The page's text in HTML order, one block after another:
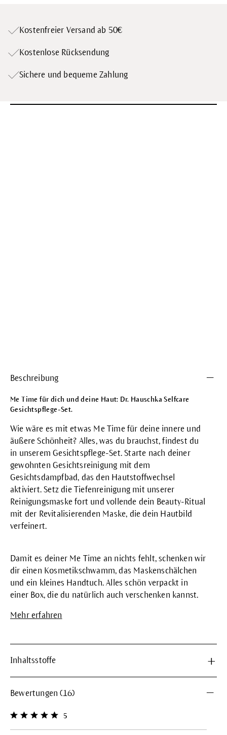
Kostenfreier Versand ab 50€
Kostenlose Rücksendung
Sichere und bequeme Zahlung
Beschreibung
Me Time für dich und deine Haut: Dr. Hauschka Selfcare
Gesichtspflege-Set.
Wie wäre es mit etwas Me Time für deine innere und
äußere Schönheit? Alles, was du brauchst, findest du
in unserem Gesichtspflege-Set. Starte nach deiner
gewohnten Gesichtsreinigung mit dem
Gesichtsdampfbad, das den Hautstoffwechsel
aktiviert. Setz die Tiefenreinigung mit unserer
Reinigungsmaske fort und vollende dein Beauty-Ritual
mit der Revitalisierenden Maske, die dein Hautbild
verfeinert.
Damit es deiner Me Time an nichts fehlt, schenken wir
dir einen Kosmetikschwamm, das Maskenschälchen
und ein kleines Handtuch. Alles schön verpackt in
einer Box, die du natürlich auch verschenken kannst.
Mehr erfahren
Inhaltsstoffe
Bewertungen (16)
Durchschnittliche Bewertung von 5 von 5 Sternen
5